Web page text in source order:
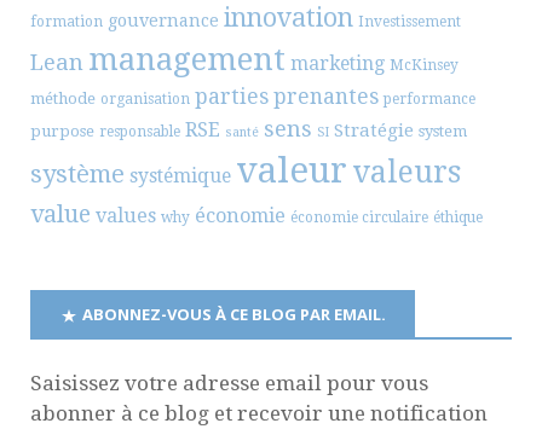
formation gouvernance innovation Investissement
Lean management marketing McKinsey
méthode organisation parties prenantes performance
purpose responsable RSE santé sens SI Stratégie system
système systémique valeur valeurs
value values why économie économie circulaire éthique
ABONNEZ-VOUS À CE BLOG PAR EMAIL.
Saisissez votre adresse email pour vous
abonner à ce blog et recevoir une notification